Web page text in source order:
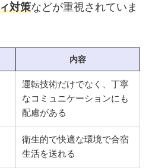
対策などが重視されていま
内容
運転技術だけでなく、丁寧
なコミュニケーションにも
配慮がある
衛生的で快適な環境で合宿
生活を送れる